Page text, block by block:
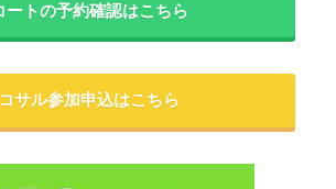
ートの予約確認はこちら
コサル参加申込はこちら